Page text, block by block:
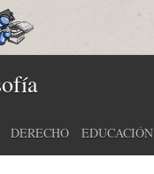
DERECHO EDUCACIÓN